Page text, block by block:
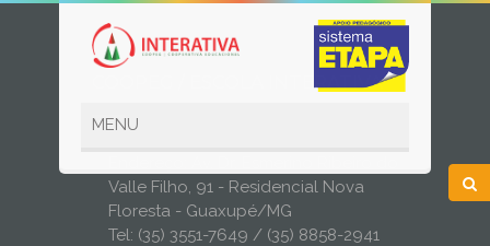
COOPEG / ESCOLA INTERATIVA
Valle Filho, 91 - Residencial Nova
Floresta - Guaxupé/MG
Tel: (35) 3551-7649 / (35) 8858-2941